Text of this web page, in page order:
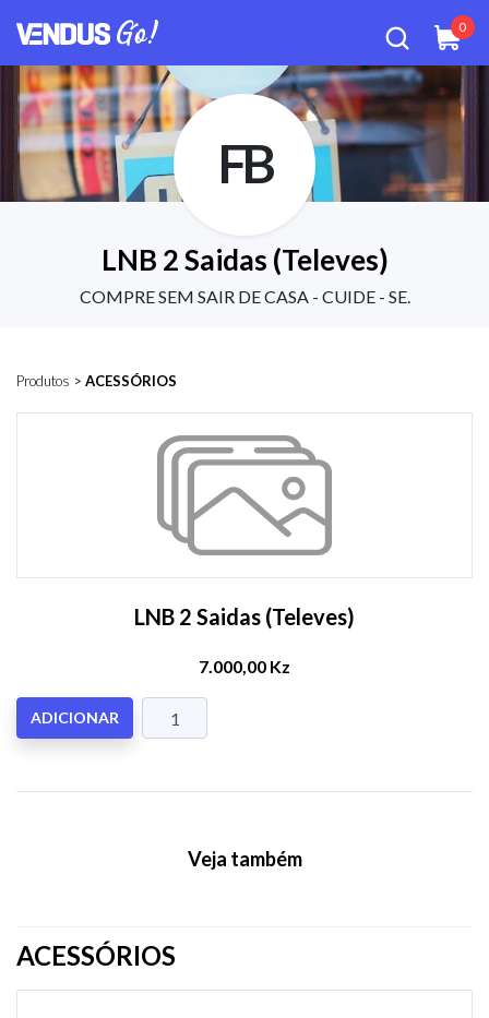
0
FB
LNB 2 Saidas (Televes)
COMPRE SEM SAIR DE CASA - CUIDE - SE.
Produtos > ACESSÓRIOS
LNB 2 Saidas (Televes)
7.000,00 Kz
ADICIONAR
Veja também
ACESSÓRIOS